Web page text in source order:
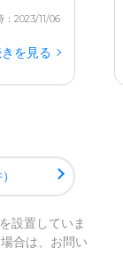
：2023/11/06
を見る
を設置していま
合は、お問い